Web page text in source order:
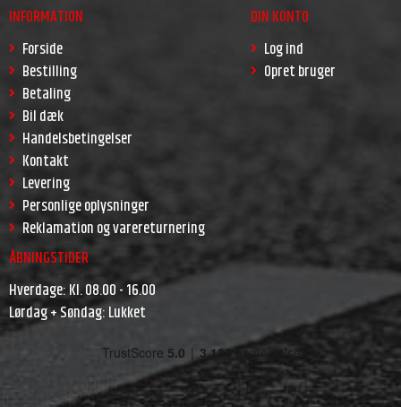
INFORMATION
Forside
Bestilling
Betaling
Bil dæk
Handelsbetingelser
Kontakt
Levering
Personlige oplysninger
Reklamation og varereturnering
DIN KONTO
Log ind
Opret bruger
ÅBNINGSTIDER
Hverdage: Kl. 08.00 - 16.00
Lørdag + Søndag: Lukket